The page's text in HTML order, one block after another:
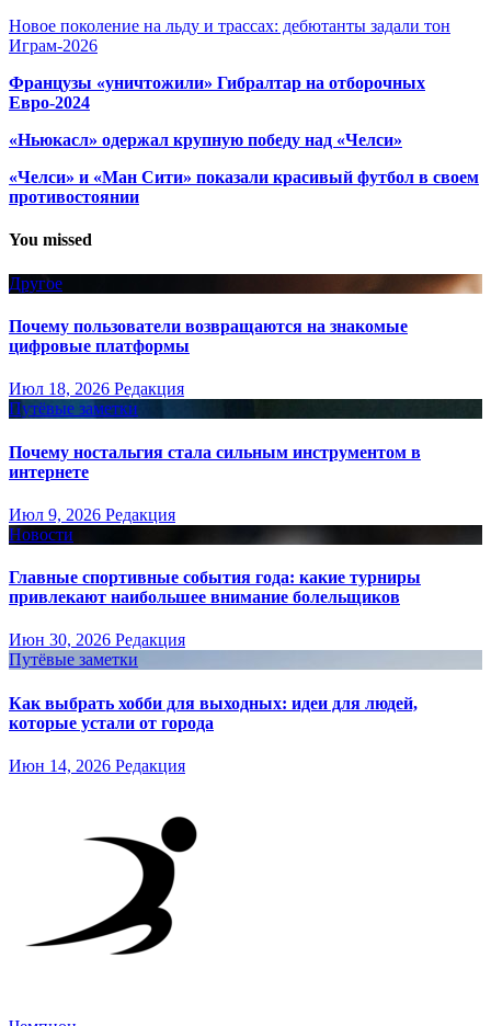
Новое поколение на льду и трассах: дебютанты задали тон
Играм-2026
Французы «уничтожили» Гибралтар на отборочных
Евро-2024
«Ньюкасл» одержал крупную победу над «Челси»
«Челси» и «Ман Сити» показали красивый футбол в своем
противостоянии
You missed
Другое
Почему пользователи возвращаются на знакомые
цифровые платформы
Июл 18, 2026 Редакция
Путёвые заметки
Почему ностальгия стала сильным инструментом в
интернете
Июл 9, 2026 Редакция
Новости
Главные спортивные события года: какие турниры
привлекают наибольшее внимание болельщиков
Июн 30, 2026 Редакция
Путёвые заметки
Как выбрать хобби для выходных: идеи для людей,
которые устали от города
Июн 14, 2026 Редакция